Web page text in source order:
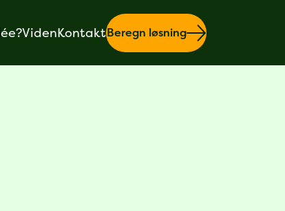
VidenKontaktBeregn løsning